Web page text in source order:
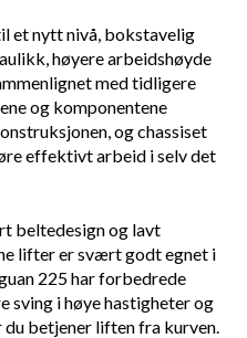
et nytt nivå, bokstavelig
høyere arbeidshøyde
med tidligere
og komponentene
og chassiset
effektivt arbeid i selv det
beltedesign og lavt
lifter er svært godt egnet i
225 har forbedrede
sving i høye hastigheter og
betjener liften fra kurven.